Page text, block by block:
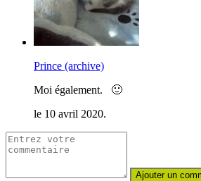
Prince (archive)
Moi également. 🙂
le 10 avril 2020.